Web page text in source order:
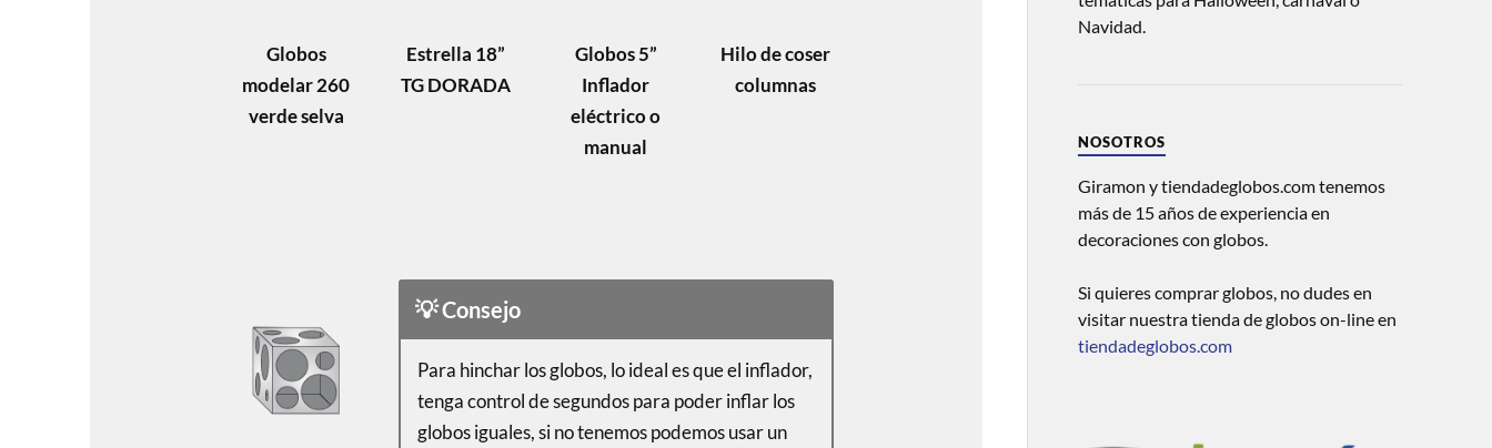
Globos
modelar 260
verde selva
Estrella 18”
TG DORADA
Globos 5”
Inflador
eléctrico o
manual
Hilo de coser
columnas
💡 Consejo
Para hinchar los globos, lo ideal es que el inflador,
tenga control de segundos para poder inflar los
globos iguales, si no tenemos podemos usar un
Navidad.
NOSOTROS
Giramon y tiendadeglobos.com tenemos
más de 15 años de experiencia en
decoraciones con globos.
Si quieres comprar globos, no dudes en
visitar nuestra tienda de globos on-line en
tiendadeglobos.com